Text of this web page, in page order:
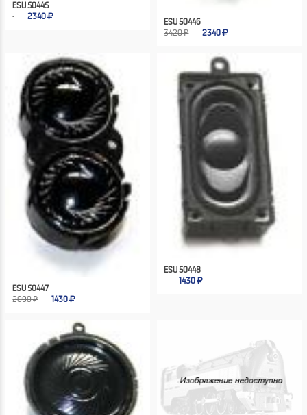
ESU 50445
2340
ESU 50446
3420 ₽
2340
ESU 50447
2090 ₽
1430
ESU 50448
1430